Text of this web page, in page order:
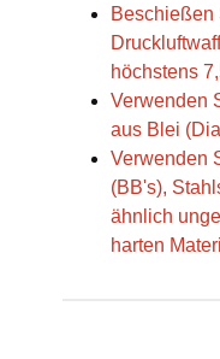
Beschießen
höchstens
Verwenden
aus Blei
Verwenden
(BB's),
ähnlich
harten